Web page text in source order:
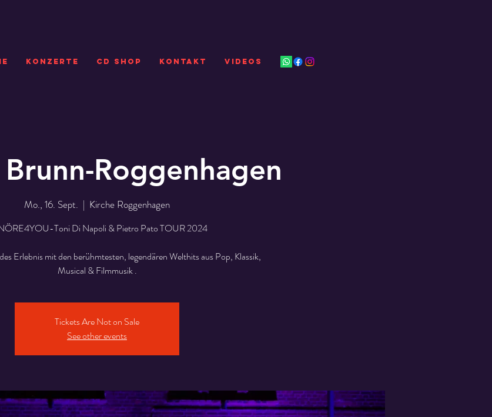
KONZERTE CD SHOP Kontakt VIDEOS
Roggenhagen
Mo., 16. Sept.
  |
Kirche Roggenhagen
Toni Di Napoli & Pietro Pato TOUR 2024
Erlebnis mit den berühmtesten, legendären Welthits aus Pop, Klassik,
Musical & Filmmusik .
Tickets Are Not on Sale
See other events